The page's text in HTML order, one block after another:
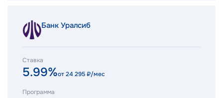
Банк Уралсиб
Ставка
5.99%от24 295₽/мес
Программа